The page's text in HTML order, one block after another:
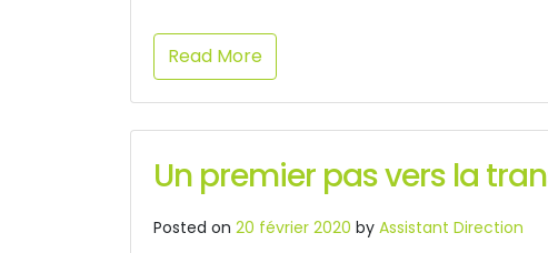
Read More
Un premier pas vers la
Posted on 20 février 2020 by Assistant Direction